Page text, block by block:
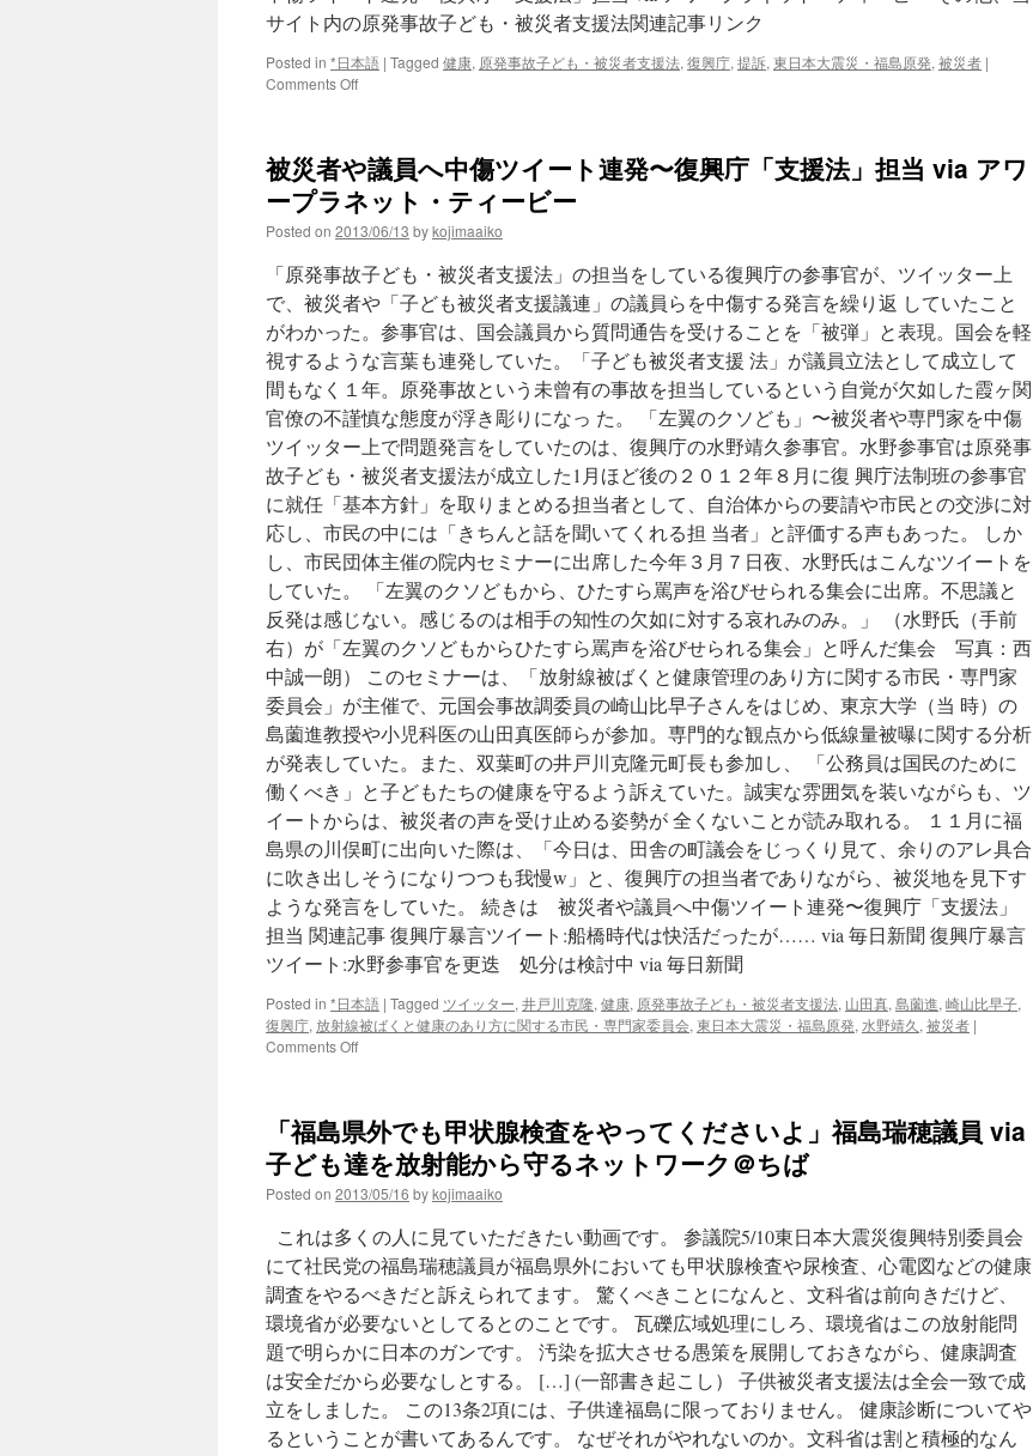
サイト内の原発事故子ども・被災者支援法関連記事リンク
Posted in *日本語 | Tagged 健康, 原発事故子ども・被災者支援法, 復興庁, 提訴, 東日本大震災・福島原発, 被災者 |
Comments Offon
支
援
法:
放
は
違
法
福
島
住
民
ら
提
訴
へ
via
毎
日
新
被災者や議員へ中傷ツイート連発〜復興庁「支援法」担当 via アワ
ープラネット・ティービー
Posted on 2013/06/13 bykojimaaiko
「原発事故子ども・被災者支援法」の担当をしている復興庁の参事官が、ツイッター上
で、被災者や「子ども被災者支援議連」の議員らを中傷する発言を繰り返 していたこと
がわかった。参事官は、国会議員から質問通告を受けることを「被弾」と表現。国会を軽
視するような言葉も連発していた。「子ども被災者支援 法」が議員立法として成立して
間もなく１年。原発事故という未曾有の事故を担当しているという自覚が欠如した霞ヶ関
官僚の不謹慎な態度が浮き彫りになっ た。 「左翼のクソども」〜被災者や専門家を中傷
ツイッター上で問題発言をしていたのは、復興庁の水野靖久参事官。水野参事官は原発事
故子ども・被災者支援法が成立した1月ほど後の２０１２年８月に復 興庁法制班の参事官
に就任「基本方針」を取りまとめる担当者として、自治体からの要請や市民との交渉に対
応し、市民の中には「きちんと話を聞いてくれる担 当者」と評価する声もあった。 しか
し、市民団体主催の院内セミナーに出席した今年３月７日夜、水野氏はこんなツイートを
していた。 「左翼のクソどもから、ひたすら罵声を浴びせられる集会に出席。不思議と
反発は感じない。感じるのは相手の知性の欠如に対する哀れみのみ。」 （水野氏（手前
右）が「左翼のクソどもからひたすら罵声を浴びせられる集会」と呼んだ集会 写真：西
中誠一朗） このセミナーは、「放射線被ばくと健康管理のあり方に関する市民・専門家
委員会」が主催で、元国会事故調委員の崎山比早子さんをはじめ、東京大学（当 時）の
島薗進教授や小児科医の山田真医師らが参加。専門的な観点から低線量被曝に関する分析
が発表していた。また、双葉町の井戸川克隆元町長も参加し、 「公務員は国民のために
働くべき」と子どもたちの健康を守るよう訴えていた。誠実な雰囲気を装いながらも、ツ
イートからは、被災者の声を受け止める姿勢が 全くないことが読み取れる。 １１月に福
島県の川俣町に出向いた際は、「今日は、田舎の町議会をじっくり見て、余りのアレ具合
に吹き出しそうになりつつも我慢w」と、復興庁の担当者でありながら、被災地を見下す
ような発言をしていた。 続きは 被災者や議員へ中傷ツイート連発〜復興庁「支援法」
担当 関連記事 復興庁暴言ツイート:船橋時代は快活だったが…… via 毎日新聞 復興庁暴言
ツイート:水野参事官を更迭 処分は検討中 via 毎日新聞
Posted in *日本語 | Tagged ツイッター, 井戸川克隆, 健康, 原発事故子ども・被災者支援法, 山田真, 島薗進, 崎山比早子,
復興庁, 放射線被ばくと健康のあり方に関する市民・専門家委員会, 東日本大震災・福島原発, 水野靖久 , 被災者 |
Comments Offon
や
議
員
へ
傷
ツ
イ
ー
ト
連
発〜
復
興
庁
「福島県外でも甲状腺検査をやってくださいよ」福島瑞穂議員 via
子ども達を放射能から守るネットワーク＠ちば
Posted on 2013/05/16 bykojimaaiko
これは多くの人に見ていただきたい動画です。 参議院5/10東日本大震災復興特別委員会
にて社民党の福島瑞穂議員が福島県外においても甲状腺検査や尿検査、心電図などの健康
調査をやるべきだと訴えられてます。 驚くべきことになんと、文科省は前向きだけど、
環境省が必要ないとしてるとのことです。 瓦礫広域処理にしろ、環境省はこの放射能問
題で明らかに日本のガンです。 汚染を拡大させる愚策を展開しておきながら、健康調査
は安全だから必要なしとする。 […] (一部書き起こし） 子供被災者支援法は全会一致で成
立をしました。 この13条2項には、子供達福島に限っておりません。 健康診断についてや
るということが書いてあるんです。 なぜそれがやれないのか。文科省は割と積極的なん